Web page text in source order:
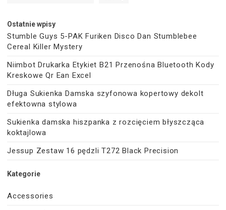
Ostatnie wpisy
Stumble Guys 5-PAK Furiken Disco Dan Stumblebee
Cereal Killer Mystery
Niimbot Drukarka Etykiet B21 Przenośna Bluetooth Kody
Kreskowe Qr Ean Excel
Długa Sukienka Damska szyfonowa kopertowy dekolt
efektowna stylowa
Sukienka damska hiszpanka z rozcięciem błyszcząca
koktajlowa
Jessup Zestaw 16 pędzli T272 Black Precision
Kategorie
Accessories